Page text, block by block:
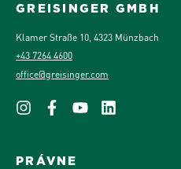
GREISINGER GMBH
Klamer Straße 10, 4323 Münzbach
+43 7264 4600
office@greisinger.com
PRÁVNE